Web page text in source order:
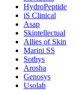
HydroPeptide
iS Clinical
Asap
Skintellectual
Allies of Skin
Marini SS
Sothys
Arosha
Genosys
Usolab